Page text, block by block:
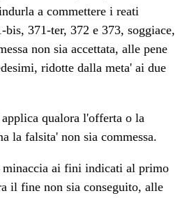
a commettere i reati
371-ter, 372 e 373, soggiace,
non sia accettata, alle pene
ridotte dalla meta' ai due
qualora l'offerta o la
la falsita' non sia commessa.
minaccia ai fini indicati al primo
il fine non sia conseguito, alle